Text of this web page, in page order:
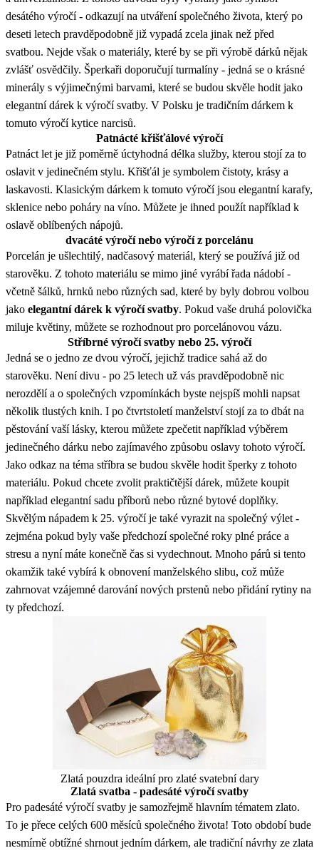
desátého výročí - odkazují na utváření společného života, který po
deseti letech pravděpodobně již vypadá zcela jinak než před
svatbou. Nejde však o materiály, které by se při výrobě dárků nějak
zvlášť osvědčily. Šperkaři doporučují turmalíny - jedná se o krásné
minerály s výjimečnými barvami, které se budou skvěle hodit jako
elegantní dárek k výročí svatby. V Polsku je tradičním dárkem k
tomuto výročí kytice narcisů.
Patnácté křišťálové výročí
Patnáct let je již poměrně úctyhodná délka služby, kterou stojí za to
oslavit v jedinečném stylu. Křišťál je symbolem čistoty, krásy a
laskavosti. Klasickým dárkem k tomuto výročí jsou elegantní karafy,
sklenice nebo poháry na víno. Můžete je ihned použít například k
oslavě oblíbených nápojů.
dvacáté výročí nebo výročí z porcelánu
Porcelán je ušlechtilý, nadčasový materiál, který se používá již od
starověku. Z tohoto materiálu se mimo jiné vyrábí řada nádobí -
včetně šálků, hrnků nebo různých sad, které by byly dobrou volbou
jako elegantní dárek k výročí svatby. Pokud vaše druhá polovička
miluje květiny, můžete se rozhodnout pro porcelánovou vázu.
Stříbrné výročí svatby nebo 25. výročí
Jedná se o jedno ze dvou výročí, jejichž tradice sahá až do
starověku. Není divu - po 25 letech už vás pravděpodobně nic
nerozdělí a o společných vzpomínkách byste nejspíš mohli napsat
několik tlustých knih. I po čtvrtstoletí manželství stojí za to dbát na
pěstování vaší lásky, kterou můžete zpečetit například výběrem
jedinečného dárku nebo zajímavého způsobu oslavy tohoto výročí.
Jako odkaz na téma stříbra se budou skvěle hodit šperky z tohoto
materiálu. Pokud chcete zvolit praktičtější dárek, můžete koupit
například elegantní sadu příborů nebo různé bytové doplňky.
Skvělým nápadem k 25. výročí je také vyrazit na společný výlet -
zejména pokud byly vaše předchozí společné roky plné práce a
stresu a nyní máte konečně čas si vydechnout. Mnoho párů si tento
okamžik také vybírá k obnovení manželského slibu, což může
zahrnovat vzájemné darování nových prstenů nebo přidání rytiny na
ty předchozí.
Zlatá pouzdra ideální pro zlaté svatební dary
Zlatá svatba - padesáté výročí svatby
Pro padesáté výročí svatby je samozřejmě hlavním tématem zlato.
To je přece celých 600 měsíců společného života! Toto období bude
nesmírně obtížné shrnout jedním dárkem, ale tradiční návrhy ze zlata